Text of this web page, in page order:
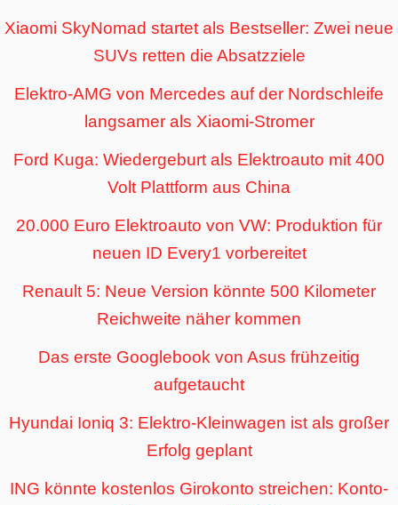
Xiaomi SkyNomad startet als Bestseller: Zwei neue
SUVs retten die Absatzziele
Elektro-AMG von Mercedes auf der Nordschleife
langsamer als Xiaomi-Stromer
Ford Kuga: Wiedergeburt als Elektroauto mit 400
Volt Plattform aus China
20.000 Euro Elektroauto von VW: Produktion für
neuen ID Every1 vorbereitet
Renault 5: Neue Version könnte 500 Kilometer
Reichweite näher kommen
Das erste Googlebook von Asus frühzeitig
aufgetaucht
Hyundai Ioniq 3: Elektro-Kleinwagen ist als großer
Erfolg geplant
ING könnte kostenlos Girokonto streichen: Konto-